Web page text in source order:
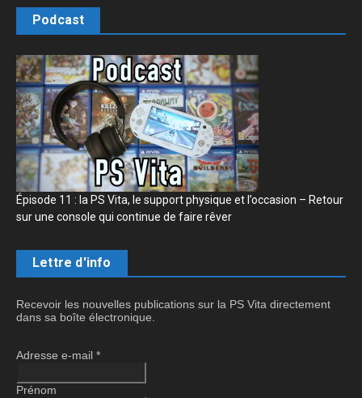
Podcast
Épisode 11 : la PS Vita, le support physique et l’occasion – Retour
sur une console qui continue de faire rêver
Lettre d'info
Recevoir les nouvelles publications sur la PS Vita directement
dans sa boîte électronique.
Adresse e-mail *
Prénom